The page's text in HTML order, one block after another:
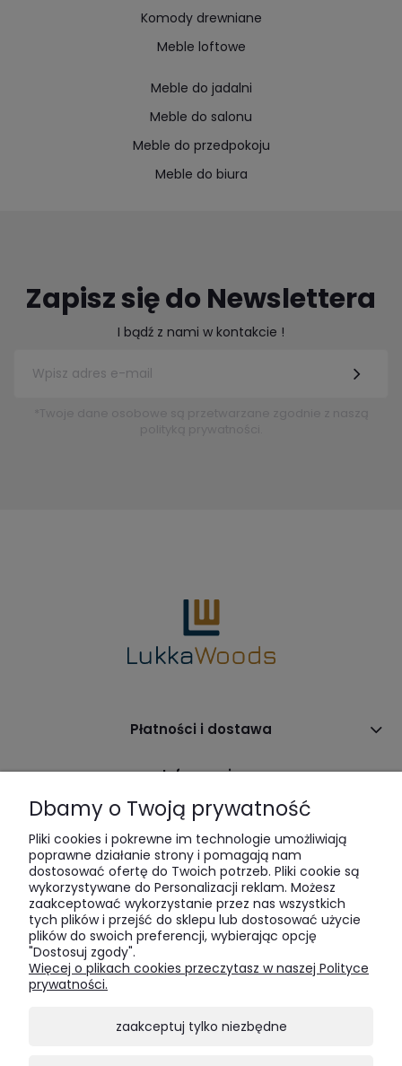
Komody drewniane
Meble loftowe
Meble do jadalni
Meble do salonu
Meble do przedpokoju
Meble do biura
Zapisz się do Newslettera
I bądź z nami w kontakcie !
Płatności i dostawa
Informacje
O nas
LukkaWoods | ul. Sienna 64 | 00-825 Warszawa | tel:
520 | e-mail:bok@lukkawoods.pl
Dbamy o Twoją prywatność
Pliki cookies i pokrewne im technologie umożliwiają
poprawne działanie strony i pomagają nam
dostosować ofertę do Twoich potrzeb. Pliki cookie są
wykorzystywane do Personalizacji reklam. Możesz
zaakceptować wykorzystanie przez nas wszystkich
tych plików i przejść do sklepu lub dostosować użycie
plików do swoich preferencji, wybierając opcję
"Dostosuj zgody".
Więcej o plikach cookies przeczytasz w naszej Polityce
prywatności.
zaakceptuj tylko niezbędne